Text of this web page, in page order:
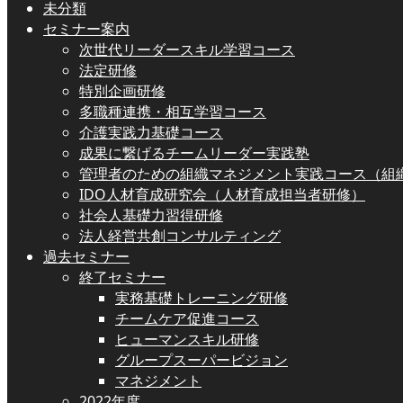
未分類
セミナー案内
次世代リーダースキル学習コース
法定研修
特別企画研修
多職種連携・相互学習コース
介護実践力基礎コース
成果に繋げるチームリーダー実践塾
管理者のための組織マネジメント実践コース（組
IDO人材育成研究会（人材育成担当者研修）
社会人基礎力習得研修
法人経営共創コンサルティング
過去セミナー
終了セミナー
実務基礎トレーニング研修
チームケア促進コース
ヒューマンスキル研修
グループスーパービジョン
マネジメント